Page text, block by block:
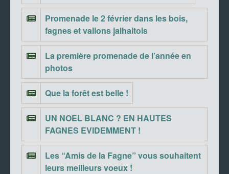
Promenade le 2 février dans les bois,
fagnes et vallons jalhaitois
La première promenade de l’année en
photos
Que la forêt est belle !
UN NOEL BLANC ? EN HAUTES
FAGNES EVIDEMMENT !
Les “Amis de la Fagne” vous souhaitent
leurs meilleurs voeux !